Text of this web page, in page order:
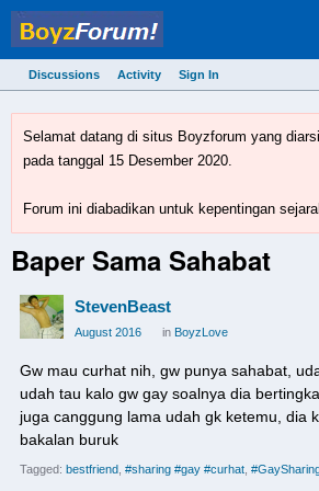
Discussions Activity Sign In
Selamat datang di situs Boyzforum yang
pada tanggal 15 Desember 2020.
Forum ini diabadikan untuk kepentingan
Baper Sama Sahabat
StevenBeast
August 2016 in BoyzLove
Gw mau curhat nih, gw punya sahabat,
udah tau kalo gw gay soalnya dia
juga canggung lama udah gk ketemu, dia
bakalan buruk
Tagged: bestfriend #sharing #gay #curhat